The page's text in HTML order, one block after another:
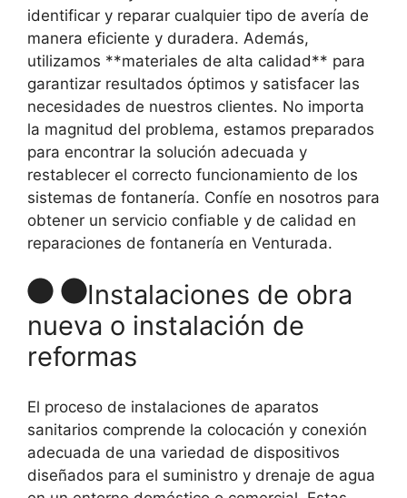
identificar y reparar cualquier tipo de avería de
manera eficiente y duradera. Además,
utilizamos **materiales de alta calidad** para
garantizar resultados óptimos y satisfacer las
necesidades de nuestros clientes. No importa
la magnitud del problema, estamos preparados
para encontrar la solución adecuada y
restablecer el correcto funcionamiento de los
sistemas de fontanería. Confíe en nosotros para
obtener un servicio confiable y de calidad en
reparaciones de fontanería en Venturada.
Instalaciones de obra
nueva o instalación de
reformas
El proceso de instalaciones de aparatos
sanitarios comprende la colocación y conexión
adecuada de una variedad de dispositivos
diseñados para el suministro y drenaje de agua